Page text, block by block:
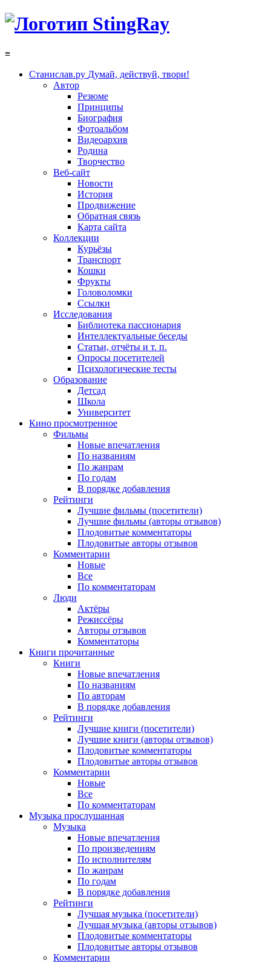
≡
Станислав.ру Думай, действуй, твори!
Автор
Резюме
Принципы
Биография
Фотоальбом
Видеоархив
Родина
Творчество
Веб-сайт
Новости
История
Продвижение
Обратная связь
Карта сайта
Коллекции
Курьёзы
Транспорт
Кошки
Фрукты
Головоломки
Ссылки
Исследования
Библиотека пассионария
Интеллектуальные беседы
Статьи, отчёты и т. п.
Опросы посетителей
Психологические тесты
Образование
Детсад
Школа
Университет
Кино просмотренное
Фильмы
Новые впечатления
По названиям
По жанрам
По годам
В порядке добавления
Рейтинги
Лучшие фильмы (посетители)
Лучшие фильмы (авторы отзывов)
Плодовитые комментаторы
Плодовитые авторы отзывов
Комментарии
Новые
Все
По комментаторам
Люди
Актёры
Режиссёры
Авторы отзывов
Комментаторы
Книги прочитанные
Книги
Новые впечатления
По названиям
По авторам
В порядке добавления
Рейтинги
Лучшие книги (посетители)
Лучшие книги (авторы отзывов)
Плодовитые комментаторы
Плодовитые авторы отзывов
Комментарии
Новые
Все
По комментаторам
Музыка прослушанная
Музыка
Новые впечатления
По произведениям
По исполнителям
По жанрам
По годам
В порядке добавления
Рейтинги
Лучшая музыка (посетители)
Лучшая музыка (авторы отзывов)
Плодовитые комментаторы
Плодовитые авторы отзывов
Комментарии